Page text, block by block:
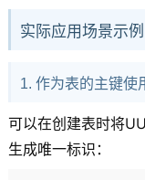
实际应用场景示例
1. 作为表的主键使
可以在创建表时将
生成唯一标识：